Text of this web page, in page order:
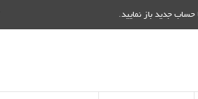
حساب جدید باز نمایید.